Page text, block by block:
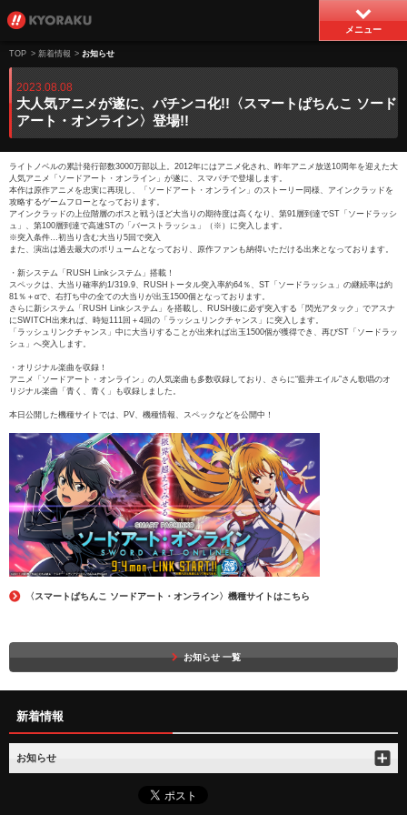
メニュー
TOP > 新着情報 > お知らせ
2023.08.08
大人気アニメが遂に、パチンコ化!!〈スマートぱちんこ ソード
アート・オンライン〉登場!!
ライトノベルの累計発行部数3000万部以上。2012年にはアニメ化され、昨年アニメ放送10周年を迎えた大
人気アニメ「ソードアート・オンライン」が遂に、スマパチで登場します。
本作は原作アニメを忠実に再現し、「ソードアート・オンライン」のストーリー同様、アインクラッドを
攻略するゲームフローとなっております。
アインクラッドの上位階層のボスと戦うほど大当りの期待度は高くなり、第91層到達でST「ソードラッシ
ュ」、第100層到達で高速STの「バーストラッシュ」（※）に突入します。
※突入条件…初当り含む大当り5回で突入
また、演出は過去最大のボリュームとなっており、原作ファンも納得いただける出来となっております。
・新システム「RUSH Linkシステム」搭載！
スペックは、大当り確率約1/319.9、RUSHトータル突入率約64％、ST「ソードラッシュ」の継続率は約
81％＋αで、右打ち中の全ての大当りが出玉1500個となっております。
さらに新システム「RUSH Linkシステム」を搭載し、RUSH後に必ず突入する「閃光アタック」でアスナ
にSWITCH出来れば、時短111回＋4回の「ラッシュリンクチャンス」に突入します。
「ラッシュリンクチャンス」中に大当りすることが出来れば出玉1500個が獲得でき、再びST「ソードラッ
シュ」へ突入します。
・オリジナル楽曲を収録！
アニメ「ソードアート・オンライン」の人気楽曲も多数収録しており、さらに“藍井エイル”さん歌唱のオ
リジナル楽曲「青く、青く」も収録しました。
本日公開した機種サイトでは、PV、機種情報、スペックなどを公開中！
〈スマートぱちんこ ソードアート・オンライン〉機種サイトはこちら
お知らせ 一覧
新着情報
お知らせ